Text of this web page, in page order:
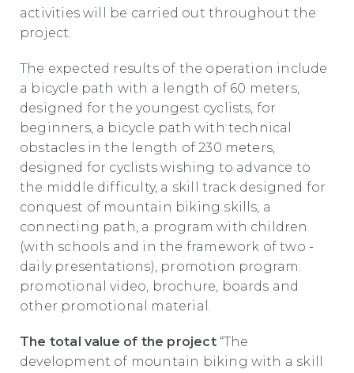
activities will be carried out throughout the
project.
The expected results of the operation include
a bicycle path with a length of 60 meters,
designed for the youngest cyclists, for
beginners, a bicycle path with technical
obstacles in the length of 230 meters,
designed for cyclists wishing to advance to
the middle difficulty, a skill track designed for
conquest of mountain biking skills, a
connecting path, a program with children
(with schools and in the framework of two -
daily presentations), promotion program:
promotional video, brochure, boards and
other promotional material.
The total value of the project “The
development of mountain biking with a skill